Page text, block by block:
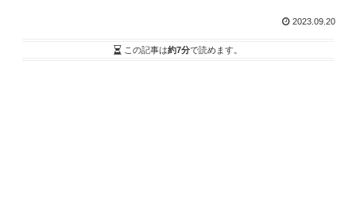
2023.09.20
この記事は約7分で読めます。